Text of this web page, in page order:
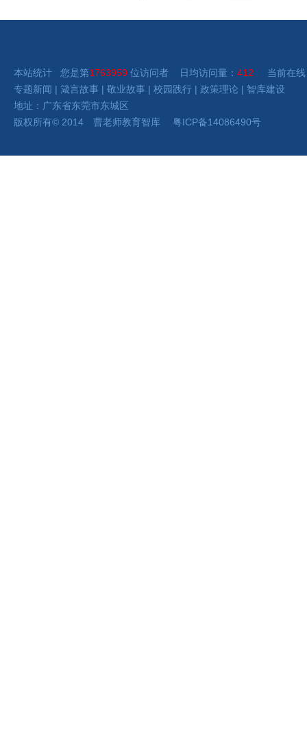
本站统计 您是第1763959 位访问者 日均访问量： 412 当前在线
专题新闻 | 箴言故事 | 敬业故事 | 校园践行 | 政策理论 | 智库建设
地址：广东省东莞市东城区
版权所有© 2014 曹老师教育智库 粤ICP备14086490号